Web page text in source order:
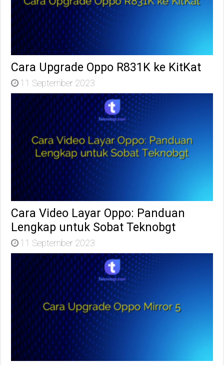
Cara Upgrade Oppo R831K ke KitKat
11 September 2023
Cara Video Layar Oppo: Panduan
Lengkap untuk Sobat Teknobgt
11 September 2023